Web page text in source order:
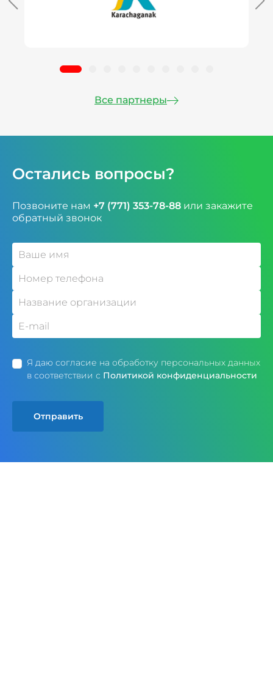
Все партнеры
Остались вопросы?
Позвоните нам +7 (771) 353-78-88 или закажите
обратный звонок
Я даю согласие на обработку персональных данных
в соответствии с Политикой конфиденциальности
Отправить